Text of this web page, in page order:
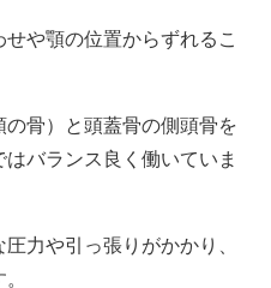
や顎の位置からずれるこ
骨）と頭蓋骨の側頭骨を
バランス良く働いていま
力や引っ張りがかかり、